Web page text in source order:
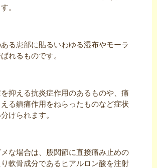
。
る患部に貼るいわゆる湿布やモーラ
れるものです。
抑える抗炎症作用のあるものや、痛
る鎮痛作用をねらったものなど症状
けられます。
な場合は、股関節に直接痛み止めの
軟骨成分であるヒアルロン酸を注射